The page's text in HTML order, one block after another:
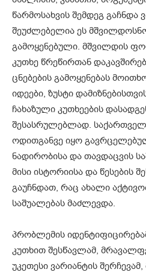
წარმოსახვის შემდეგ გაჩნდა
შეუძლებელია ეს
გამოყენებული. მშვილდის
კუთხე წრეწირთან
ცნებების გამოყენებას
იდეები, ზუსტი
ჩახაზული კუთხეების
შესასრულებლად.
ოდითგანვე იყო
ნადირობისა და თავდაცვის
მისი ისტორიისა და წესების
გაუჩნდათ, რაც ახალი
საშუალებას მაძლევდა.
პრობლემის
კუთხით შესწავლამ,
უკეთესი ვარიანტის